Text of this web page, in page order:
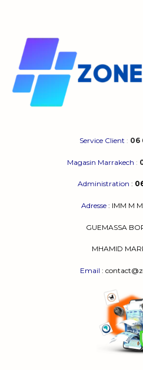
peuvent
être
choisies
produit
Service Client : 06
Magasin Marrakech :
Administration :
Adresse : IMM M
GUEMASSA
MHAMID
Email :